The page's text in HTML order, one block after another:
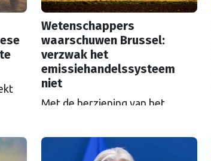
Wetenschappers
waarschuwen Brussel:
verzwak het
emissiehandelssysteem
niet
Met de herziening van het
emissiehandelssysteem ETS in
zicht, groeien de klachten over